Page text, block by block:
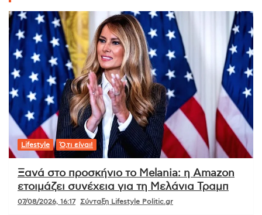
Lifestyle Ό,τι είναι!
Ξανά στο προσκήνιο το Melania: η Amazon
ετοιμάζει συνέχεια για τη Μελάνια Τραμπ
07/08/2026, 16:17 Σύνταξη Lifestyle Politic.gr